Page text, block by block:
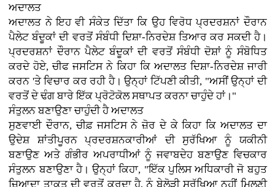
ਅਦਾਲਤ
ਅਦਾਲਤ ਨੇ ਇਹ ਵੀ ਸੰਕੇਤ ਦਿੱਤਾ ਕਿ ਉਹ ਵਿਰੋਧ ਪ੍ਰਦਰਸ਼ਨਾਂ ਦੌਰਾਨ
ਪੈਲੇਟ ਬੰਦੂਕਾਂ ਦੀ ਵਰਤੋਂ ਸੰਬੰਧੀ ਦਿਸ਼ਾ-ਨਿਰਦੇਸ਼ ਤਿਆਰ ਕਰ ਸਕਦੀ ਹੈ।
ਪ੍ਰਦਰਸ਼ਨਾਂ ਦੌਰਾਨ ਪੈਲੇਟ ਬੰਦੂਕਾਂ ਦੀ ਵਰਤੋਂ ਸੰਬੰਧੀ ਦੋਸ਼ਾਂ ਨੂੰ ਸੰਬੋਧਿਤ
ਕਰਦੇ ਹੋਏ, ਚੀਫ ਜਸਟਿਸ ਨੇ ਕਿਹਾ ਕਿ ਅਦਾਲਤ ਦਿਸ਼ਾ-ਨਿਰਦੇਸ਼ ਜਾਰੀ
ਕਰਨ 'ਤੇ ਵਿਚਾਰ ਕਰ ਰਹੀ ਹੈ। ਉਨ੍ਹਾਂ ਟਿੱਪਣੀ ਕੀਤੀ, "ਅਸੀਂ ਉਨ੍ਹਾਂ ਦੀ
ਵਰਤੋਂ ਦੇ ਢੰਗ ਬਾਰੇ ਇੱਕ ਪ੍ਰੋਟੋਕੋਲ ਸਥਾਪਤ ਕਰਨਾ ਚਾਹੁੰਦੇ ਹਾਂ।"
ਸੰਤੁਲਨ ਬਣਾਉਣਾ ਚਾਹੁੰਦੀ ਹੈ ਅਦਾਲਤ
ਸੁਣਵਾਈ ਦੌਰਾਨ, ਚੀਫ਼ ਜਸਟਿਸ ਨੇ ਜ਼ੋਰ ਦੇ ਕੇ ਕਿਹਾ ਕਿ ਅਦਾਲਤ ਦਾ
ਉਦੇਸ਼ ਸ਼ਾਂਤੀਪੂਰਨ ਪ੍ਰਦਰਸ਼ਨਕਾਰੀਆਂ ਦੀ ਸੁਰੱਖਿਆ ਨੂੰ ਯਕੀਨੀ
ਬਣਾਉਣ ਅਤੇ ਗੰਭੀਰ ਅਪਰਾਧੀਆਂ ਨੂੰ ਜਵਾਬਦੇਹ ਬਣਾਉਣ ਵਿਚਕਾਰ
ਸੰਤੁਲਨ ਬਣਾਉਣਾ ਹੈ। ਉਨ੍ਹਾਂ ਕਿਹਾ, "ਇੱਕ ਪੁਲਿਸ ਅਧਿਕਾਰੀ ਜੋ ਬਹੁਤ
ਜ਼ਿਆਦਾ ਤਾਕਤ ਦੀ ਵਰਤੋਂ ਕਰਦਾ ਹੈ, ਨੂੰ ਬੇਲੋੜੀ ਸੁਰੱਖਿਆ ਨਹੀਂ ਮਿਲਣੀ